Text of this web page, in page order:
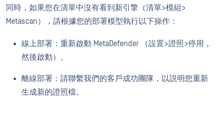
同時，如果您在清單中沒有看到新引擎（清單>模組>
Metascan），請根據您的部署模型執行以下操作：
線上部署：重新啟動 MetaDefender （設置>證照>停用，
然後啟動）。
離線部署：請聯繫我們的客戶成功團隊，以説明您重新
生成新的證照檔。